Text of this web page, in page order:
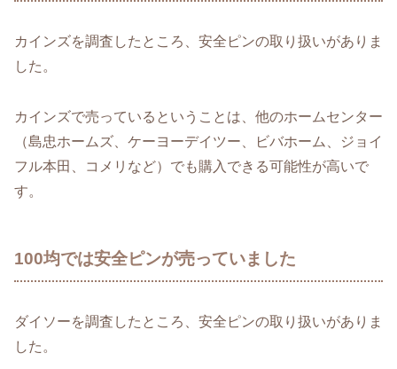
カインズを調査したところ、安全ピンの取り扱いがありま
した。
カインズで売っているということは、他のホームセンター
（島忠ホームズ、ケーヨーデイツー、ビバホーム、ジョイ
フル本田、コメリなど）でも購入できる可能性が高いで
す。
100均では安全ピンが売っていました
ダイソーを調査したところ、安全ピンの取り扱いがありま
した。